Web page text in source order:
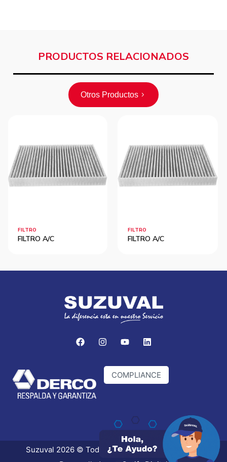
PRODUCTOS RELACIONADOS
Otros Productos
FILTRO
FILTRO A/C
FILTRO
FILTRO A/C
COMPLIANCE
Suzuval 2026 © Todos los derechos reservados.